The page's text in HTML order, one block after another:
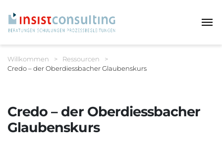
Sie befinden sich hier:
Willkommen > Ressourcen
>
Credo – der Oberdiessbacher Glaubenskurs
Credo – der Oberdiessbacher
Glaubenskurs